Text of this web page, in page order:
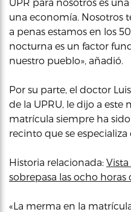
una economía. Nosotros
a penas estamos en los
nocturna es un factor
nuestro pueblo», añadió.
Por su parte, el doctor
de la UPRU, le dijo a
matrícula siempre ha
recinto que se especializa
Historia relacionada:
sobrepasa las ocho
«La merma en la